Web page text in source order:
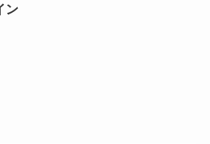
ン